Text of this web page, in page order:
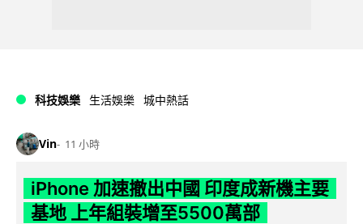
科技娛樂 生活娛樂 城中熱話
Vin 11 小時
iPhone 加速撤出中國 印度成新機主要
基地 上年組裝增至5500萬部